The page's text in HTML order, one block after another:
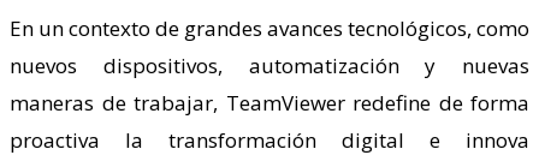
En un contexto de grandes avances tecnológicos, como
nuevos dispositivos, automatización y nuevas
maneras de trabajar, TeamViewer redefine de forma
proactiva la transformación digital e innova